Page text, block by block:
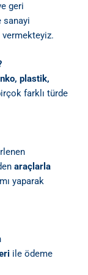
geri
sanayi
vermekteyiz.
plastik,
farklı türde
araçlarla
yaparak
ile ödeme